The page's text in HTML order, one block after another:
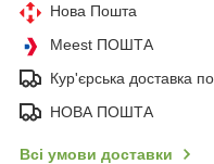
Нова Пошта
Meest ПОШТА
Кур'єрська доставка
НОВА ПОШТА
Всі умови доставки